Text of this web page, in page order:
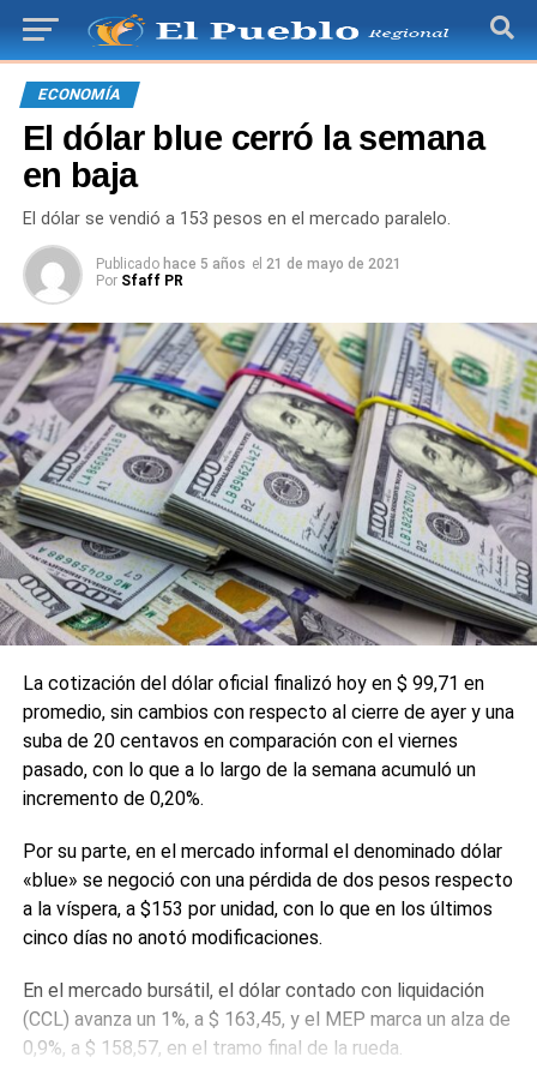
ECONOMÍA
El dólar blue cerró la semana
en baja
El dólar se vendió a 153 pesos en el mercado paralelo.
Publicado hace 5 años el 21 de mayo de 2021
Por Sfaff PR
La cotización del dólar oficial finalizó hoy en $ 99,71 en
promedio, sin cambios con respecto al cierre de ayer y una
suba de 20 centavos en comparación con el viernes
pasado, con lo que a lo largo de la semana acumuló un
incremento de 0,20%.
Por su parte, en el mercado informal el denominado dólar
«blue» se negoció con una pérdida de dos pesos respecto
a la víspera, a $153 por unidad, con lo que en los últimos
cinco días no anotó modificaciones.
En el mercado bursátil, el dólar contado con liquidación
(CCL) avanza un 1%, a $ 163,45, y el MEP marca un alza de
0,9%, a $ 158,57, en el tramo final de la rueda.